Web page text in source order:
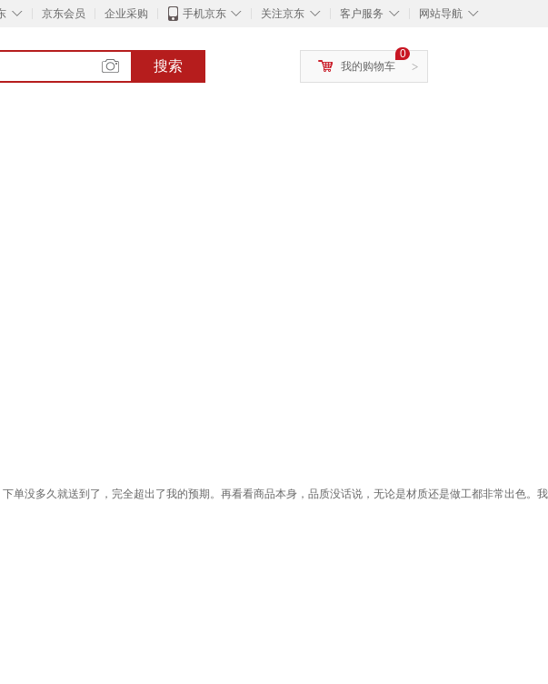
◇ 京东会员 企业采购 ◇
手机京东 ◇
关注京东 ◇
客户服务 ◇
网站导航
搜索 >
0
我的购物车
没多久就送到了，完全超出了我的预期。再看看商品本身，品质没话说，无论是材质还是做工都非常出色。我